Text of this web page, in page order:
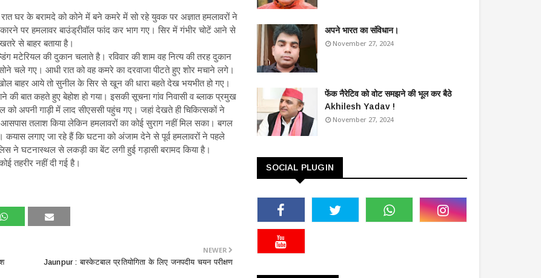
घर के बरामदे को कोने में बने कमरे में सो रहे युवक पर अज्ञात हमलावरों ने
पर हमलावर बाउंड्रीवॉल फांद कर भाग गए। सिर में गंभीर चोटें आने से
से बाहर बताया है।
मटेरियल की दुकान चलाते है। रविवार की शाम वह नित्य की तरह दुकान
चले गए। आधी रात को वह कमरे का दरवाजा पीटते हुए शोर मचाने लगे।
बाहर आये तो सुनील के सिर से खून की धारा बहते देख भयभीत हो गए।
की बात कहते हुए बेहोश हो गया। इसकी सूचना गांव निवासी व ब्लाक प्रमुख
अपनी गाड़ी में लाद सीएससी पहुंच गए। जहां देखते ही चिकित्सकों ने
तलाश किया लेकिन हमलावरों का कोई सुराग नहीं मिल सका। बगल
लगाए जा रहे हैं कि घटना को अंजाम देने से पूर्व हमलावरों ने पहले
ने घटनास्थल से लकड़ी का बेंट लगी हुई गड़ासी बरामद किया है।
तहरीर नहीं दी गई है।
NEWER
Jaunpur : बास्केटबाल प्रतियोगिता के लिए जनपदीय चयन परीक्षण
अपने भारत का संविधान।
November 27, 2024
फेंक नैरेटिव को वोट समझने की भूल कर बैठे
Akhilesh Yadav !
November 27, 2024
SOCIAL PLUGIN